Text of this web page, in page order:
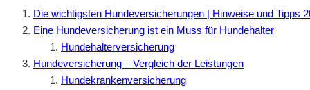
Die wichtigsten Hundeversicherungen | Hinweise und Tipps
Eine Hundeversicherung ist ein Muss für Hundehalter
Hundehalterversicherung
Hundeversicherung – Vergleich der Leistungen
Hundekrankenversicherung